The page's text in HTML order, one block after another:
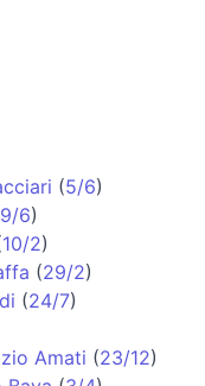
(5/6)
6)
10/2)
(29/2)
(24/7)
Amati (23/12)